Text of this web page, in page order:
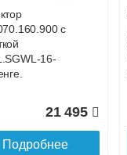
с
16-
21 495
Подробнее